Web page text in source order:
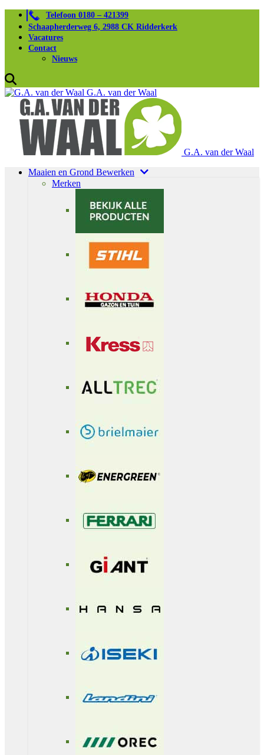
Telefoon 0180 – 421399
Schaapherderweg 6, 2988 CK Ridderkerk
Vacatures
Contact
Nieuws
G.A. van der Waal
G.A. van der Waal
Maaien en Grond Bewerken
Merken